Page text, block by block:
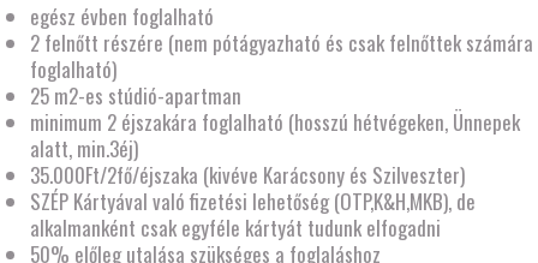
egész évben foglalható
2 felnőtt részére (nem pótágyazható és csak felnőttek számára
foglalható)
25 m2-es stúdió-apartman
minimum 2 éjszakára foglalható (hosszú hétvégeken, Ünnepek
alatt, min.3éj)
35.000Ft/2fő/éjszaka (kivéve Karácsony és Szilveszter)
SZÉP Kártyával való fizetési lehetőség (OTP,K&H,MKB), de
alkalmanként csak egyféle kártyát tudunk elfogadni
50% előleg utalása szükséges a foglaláshoz